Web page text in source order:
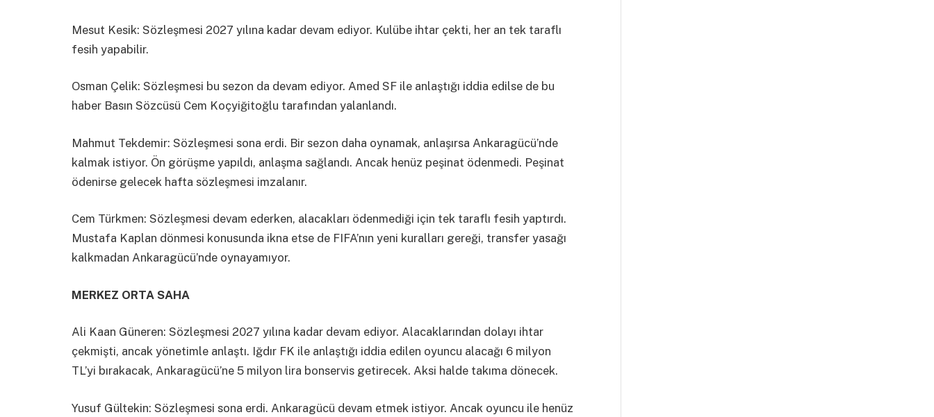
Mesut Kesik: Sözleşmesi 2027 yılına kadar devam ediyor. Kulübe ihtar çekti, her an tek taraflı
fesih yapabilir.
Osman Çelik: Sözleşmesi bu sezon da devam ediyor. Amed SF ile anlaştığı iddia edilse de bu
haber Basın Sözcüsü Cem Koçyiğitoğlu tarafından yalanlandı.
Mahmut Tekdemir: Sözleşmesi sona erdi. Bir sezon daha oynamak, anlaşırsa Ankaragücü’nde
kalmak istiyor. Ön görüşme yapıldı, anlaşma sağlandı. Ancak henüz peşinat ödenmedi. Peşinat
ödenirse gelecek hafta sözleşmesi imzalanır.
Cem Türkmen: Sözleşmesi devam ederken, alacakları ödenmediği için tek taraflı fesih yaptırdı.
Mustafa Kaplan dönmesi konusunda ikna etse de FIFA’nın yeni kuralları gereği, transfer yasağı
kalkmadan Ankaragücü’nde oynayamıyor.
MERKEZ ORTA SAHA
Ali Kaan Güneren: Sözleşmesi 2027 yılına kadar devam ediyor. Alacaklarından dolayı ihtar
çekmişti, ancak yönetimle anlaştı. Iğdır FK ile anlaştığı iddia edilen oyuncu alacağı 6 milyon
TL’yi bırakacak, Ankaragücü’ne 5 milyon lira bonservis getirecek. Aksi halde takıma dönecek.
Yusuf Gültekin: Sözleşmesi sona erdi. Ankaragücü devam etmek istiyor. Ancak oyuncu ile henüz